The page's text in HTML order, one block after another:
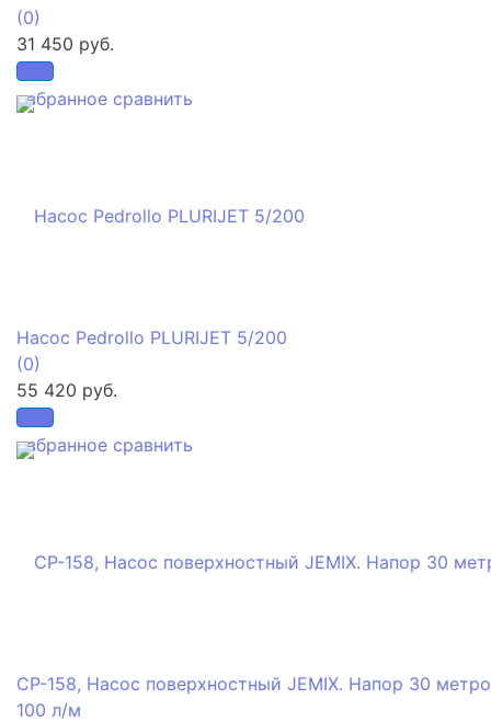
избранное сравнить
(0)
31 450 руб.
избранное сравнить
Насос Pedrollo PLURIJET 5/200
(0)
55 420 руб.
CP-158, Насос поверхностный JEMIX. Напор 30
100 л/м